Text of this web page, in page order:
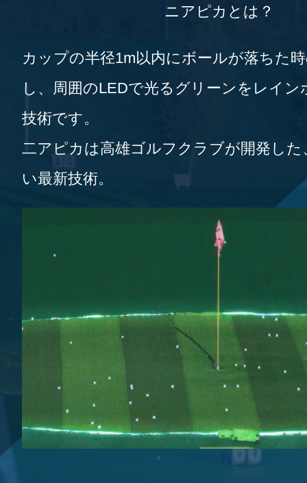
ニアピカとは？
カップの半径1m以内にボールが落ちた
し、周囲のLEDで光るグリーンをレイン
技術です。
二アピカは高雄ゴルフクラブが開発し
い最新技術。